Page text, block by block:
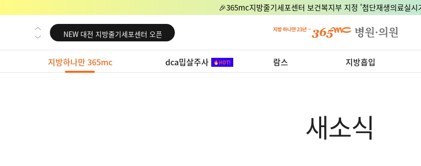
🎉365mc지방줄기세포센터 보건복지부 지정 '첨단재생의료실시
NEW 교대 지방줄기세포센터 오픈
NEW 대전 지방줄기세포센터 오픈
NEW 노원 지방줄기세포센터 오픈
NEW 미국 LA점 오픈
지방하나만 365mc dca밉살주사 람스 지방흡입
새소식